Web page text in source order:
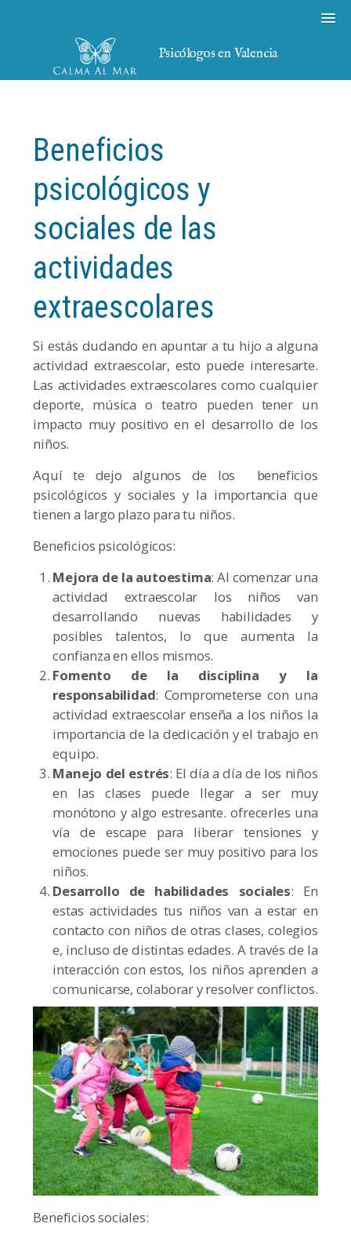
Psicólogos en Valencia
Beneficios
psicológicos y
sociales de las
actividades
extraescolares
Si estás dudando en apuntar a tu hijo a alguna
actividad extraescolar, esto puede interesarte.
Las actividades extraescolares como cualquier
deporte, música o teatro pueden tener un
impacto muy positivo en el desarrollo de los
niños.
Aquí te dejo algunos de los beneficios
psicológicos y sociales y la importancia que
tienen a largo plazo para tu niños.
Beneficios psicológicos:
Mejora de la autoestima: Al comenzar una
actividad extraescolar los niños van
desarrollando nuevas habilidades y
posibles talentos, lo que aumenta la
confianza en ellos mismos.
Fomento de la disciplina y la
responsabilidad: Comprometerse con una
actividad extraescolar enseña a los niños la
importancia de la dedicación y el trabajo en
equipo.
Manejo del estrés: El día a día de los niños
en las clases puede llegar a ser muy
monótono y algo estresante. ofrecerles una
vía de escape para liberar tensiones y
emociones puede ser muy positivo para los
niños.
Desarrollo de habilidades sociales: En
estas actividades tus niños van a estar en
contacto con niños de otras clases, colegios
e, incluso de distintas edades. A través de la
interacción con estos, los niños aprenden a
comunicarse, colaborar y resolver conflictos.
Beneficios sociales: